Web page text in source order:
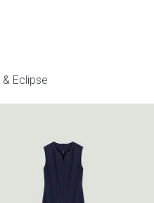
из шерсти
вставкой
Eclipse